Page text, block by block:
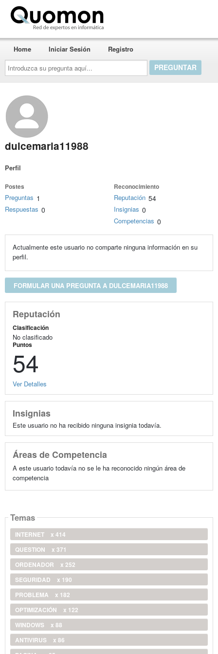
Introduzca
su
pregunta
aquí...
Home Iniciar Sesión Registro
dulcemaria11988
Perfil
Postes
Preguntas 1
Respuestas 0
Reconocimiento
Reputación 54
Insignias 0
Competencias 0
Actualmente este usuario no comparte ninguna información en su
perfil.
FORMULAR UNA PREGUNTA A DULCEMARIA11988
Reputación
Clasificación
No clasificado
Puntos
54
Ver Detalles
Insignias
Este usuario no ha recibido ninguna insignia todavía.
Áreas de Competencia
A este usuario todavía no se le ha reconocido ningún área de
competencia
Temas
INTERNET
x 414
QUESTION
x 371
ORDENADOR
x 252
SEGURIDAD
x 190
PROBLEMA
x 182
OPTIMIZACIÓN
x 122
WINDOWS
x 88
ANTIVIRUS
x 86